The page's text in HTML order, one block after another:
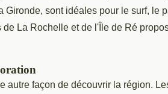
Gironde, sont idéales pour le surf, le
de La Rochelle et de l'Île de Ré
autre façon de découvrir la région.